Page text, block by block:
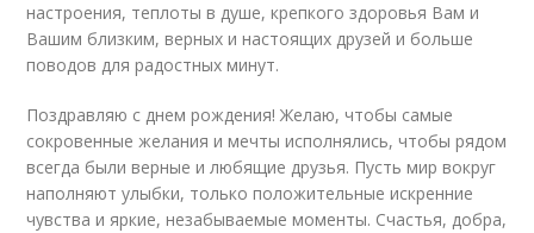
настроения, теплоты в душе, крепкого здоровья Вам и
Вашим близким, верных и настоящих друзей и больше
поводов для радостных минут.
Поздравляю с днем рождения! Желаю, чтобы самые
сокровенные желания и мечты исполнялись, чтобы рядом
всегда были верные и любящие друзья. Пусть мир вокруг
наполняют улыбки, только положительные искренние
чувства и яркие, незабываемые моменты. Счастья, добра,